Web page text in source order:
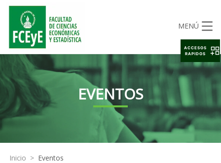
MENÚ
EVENTOS
Inicio > Eventos
ACCESOS
RAPIDOS